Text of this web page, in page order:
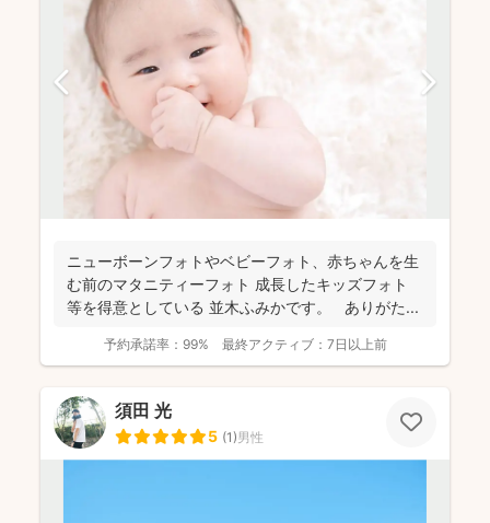
ニューボーンフォトやベビーフォト、赤ちゃんを生
む前のマタニティーフォト 成長したキッズフォト
等を得意としている 並木ふみかです。 ありがた...
予約承諾率： 99% 最終アクティブ： 7日以上前
須田 光
5 (1)男性